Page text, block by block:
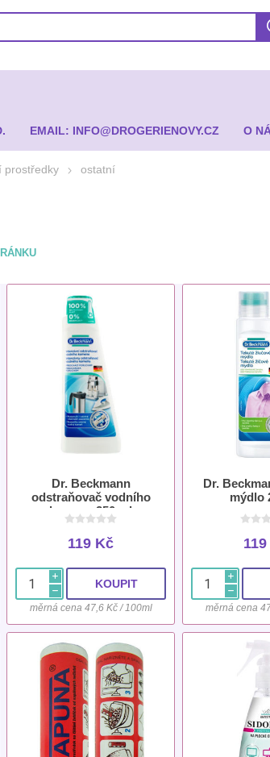
EMAIL: INFO@DROGERIENOVY.CZ O
prostředky ostatní
Dr. Beckmann
odstraňovač vodního
kamene 250 ml
119 Kč
i
h
měrná cena 47,6 Kč / 100ml
Dr.
mýdlo
i
h
měrná cena